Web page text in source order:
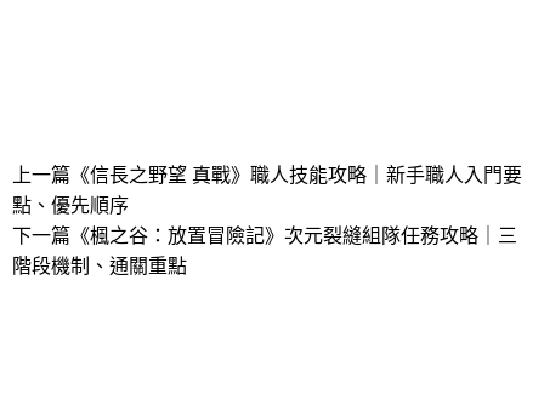
上一篇 《信長之野望 真戰》職人技能攻略｜新手職人入門要
點、優先順序
下一篇 《楓之谷：放置冒險記》次元裂縫組隊任務攻略｜三
階段機制、通關重點